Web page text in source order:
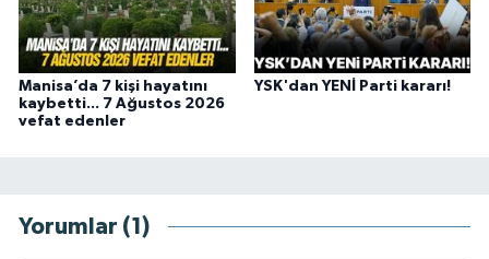
Manisa’da 7 kişi hayatını
kaybetti... 7 Ağustos 2026
vefat edenler
YSK'dan YENİ Parti kararı!
Yorumlar (1)